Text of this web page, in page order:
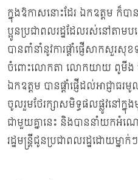
ក្នុងឱកាសនោះដែរ ឯកឧត្តម
ប្អូនប្រជាពលរដ្ឋដែលរស់នៅតាម
បានពាំនាំនូវការផ្តាំផ្ញើសាកសួរ
ចំពោះលោកតា លោកយាយ ពូមីង ប
ឯកឧត្តម បានផ្តាំផ្ញើដល់អាជ្ញាធ
ចូលរួមថែរក្សាសមិទ្ធផលផ្លូវនៅក្នុ
ជាមួយគ្នានេះ និងបាននាំយកអំណ
រដ្ឋមន្រ្តីជូនប្រជាពលរដ្ឋដោយម្ន